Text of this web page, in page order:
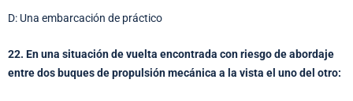
D: Una embarcación de práctico
22. En una situación de vuelta encontrada con riesgo de abordaje
entre dos buques de propulsión mecánica a la vista el uno del otro: